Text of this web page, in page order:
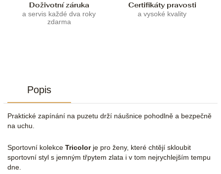
Doživotní záruka
a servis každé dva roky
zdarma
Certifikáty pravosti
a vysoké kvality
Popis
Praktické zapínání na puzetu drží náušnice pohodlně a bezpečně
na uchu.
Sportovní kolekce Tricolorje pro ženy, které chtějí skloubit
sportovní styl s jemným třpytem zlata i v tom nejrychlejším tempu
dne.